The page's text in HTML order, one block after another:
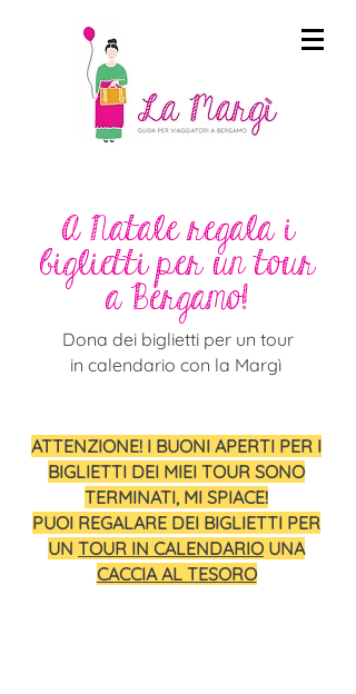
A Natale regala i
biglietti per un tour
a Bergamo!
Dona dei biglietti per un tour
in calendario con la Margì
ATTENZIONE! I BUONI APERTI PER I
BIGLIETTI DEI MIEI TOUR SONO
TERMINATI, MI SPIACE!
PUOI REGALARE DEI BIGLIETTI PER
UN TOUR IN CALENDARIO UNA
CACCIA AL TESORO